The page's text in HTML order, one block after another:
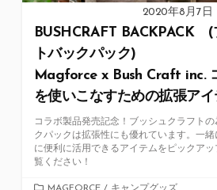
2020年8月7日
BUSHCRAFT BACKPACK (
トバックパック)
Magforce x Bush Craft inc.
を使いこなすための拡張アイ
コラボ製品発売記念！ブッシュクラフト
クパックは拡張性にも優れています。一
に便利に活用できるアイテムをピックア
覧ください！